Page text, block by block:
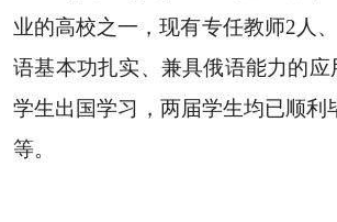
业的高校之一，现有专任教师2人
语基本功扎实、兼具俄语能力的
学生出国学习，两届学生均已顺
等。